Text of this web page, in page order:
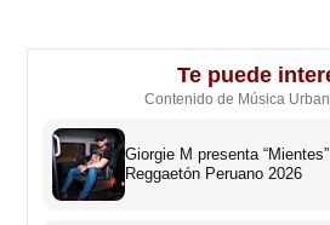
Te puede
Contenido de Música
Giorgie M presenta
Reggaetón Peruano 2026